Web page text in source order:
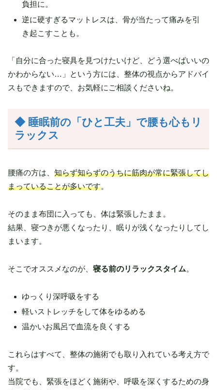
負担に。
逆に硬すぎるマットレスは、骨が当たって痛みを引
き起こすことも。
「自分に合った寝具を見つけたいけど、どう選べばいいの
かわからない…」という方には、整体の視点からアドバイ
スもできますので、お気軽にご相談くださいね。
◆ 睡眠前の「ひと工夫」で腰も心もリ
ラックス
腰痛の方は、 知らず知らずのうちに筋肉が常に緊張してし
まっていることが多いです。
そのまま布団に入っても、体は緊張したまま。
結果、寝つきが悪くなったり、眠りが浅くなったりしてし
まいます。
そこでオススメなのが、 寝る前のリラックスタイム。
ゆっくり深呼吸をする
軽いストレッチをして体をゆるめる
温かいお風呂で血流を良くする
これらはすべて、整体の施術でも取り入れている考え方で
す。
当院でも、緊張をほどく施術や、呼吸を深くするための身